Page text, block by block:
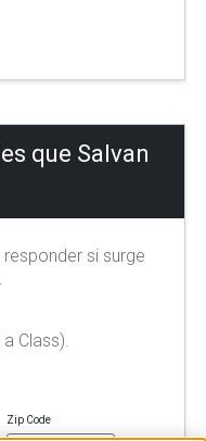
que Salvan
si surge
Class).
Zip Code